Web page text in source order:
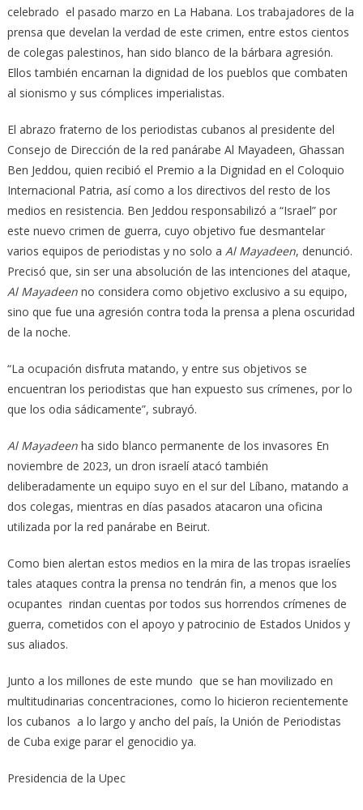
celebrado el pasado marzo en La Habana. Los trabajadores de la
prensa que develan la verdad de este crimen, entre estos cientos
de colegas palestinos, han sido blanco de la bárbara agresión.
Ellos también encarnan la dignidad de los pueblos que combaten
al sionismo y sus cómplices imperialistas.
El abrazo fraterno de los periodistas cubanos al presidente del
Consejo de Dirección de la red panárabe Al Mayadeen, Ghassan
Ben Jeddou, quien recibió el Premio a la Dignidad en el Coloquio
Internacional Patria, así como a los directivos del resto de los
medios en resistencia. Ben Jeddou responsabilizó a “Israel” por
este nuevo crimen de guerra, cuyo objetivo fue desmantelar
varios equipos de periodistas y no solo a Al Mayadeen, denunció.
Precisó que, sin ser una absolución de las intenciones del ataque,
Al Mayadeenno considera como objetivo exclusivo a su equipo,
sino que fue una agresión contra toda la prensa a plena oscuridad
de la noche.
“La ocupación disfruta matando, y entre sus objetivos se
encuentran los periodistas que han expuesto sus crímenes, por lo
que los odia sádicamente”, subrayó.
Al Mayadeenha sido blanco permanente de los invasores En
noviembre de 2023, un dron israelí atacó también
deliberadamente un equipo suyo en el sur del Líbano, matando a
dos colegas, mientras en días pasados atacaron una oficina
utilizada por la red panárabe en Beirut.
Como bien alertan estos medios en la mira de las tropas israelíes
tales ataques contra la prensa no tendrán fin, a menos que los
ocupantes rindan cuentas por todos sus horrendos crímenes de
guerra, cometidos con el apoyo y patrocinio de Estados Unidos y
sus aliados.
Junto a los millones de este mundo que se han movilizado en
multitudinarias concentraciones, como lo hicieron recientemente
los cubanos a lo largo y ancho del país, la Unión de Periodistas
de Cuba exige parar el genocidio ya.
Presidencia de la Upec